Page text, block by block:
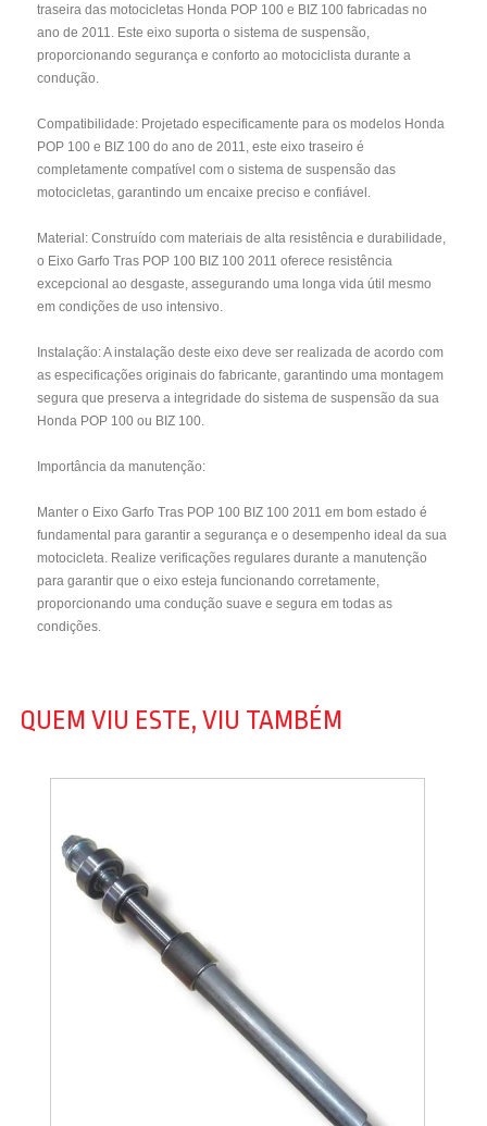
traseira das motocicletas Honda POP 100 e BIZ 100 fabricadas no
ano de 2011. Este eixo suporta o sistema de suspensão,
proporcionando segurança e conforto ao motociclista durante a
condução.
Compatibilidade: Projetado especificamente para os modelos Honda
POP 100 e BIZ 100 do ano de 2011, este eixo traseiro é
completamente compatível com o sistema de suspensão das
motocicletas, garantindo um encaixe preciso e confiável.
Material: Construído com materiais de alta resistência e durabilidade,
o Eixo Garfo Tras POP 100 BIZ 100 2011 oferece resistência
excepcional ao desgaste, assegurando uma longa vida útil mesmo
em condições de uso intensivo.
Instalação: A instalação deste eixo deve ser realizada de acordo com
as especificações originais do fabricante, garantindo uma montagem
segura que preserva a integridade do sistema de suspensão da sua
Honda POP 100 ou BIZ 100.
Importância da manutenção:
Manter o Eixo Garfo Tras POP 100 BIZ 100 2011 em bom estado é
fundamental para garantir a segurança e o desempenho ideal da sua
motocicleta. Realize verificações regulares durante a manutenção
para garantir que o eixo esteja funcionando corretamente,
proporcionando uma condução suave e segura em todas as
condições.
QUEM VIU ESTE, VIU TAMBÉM